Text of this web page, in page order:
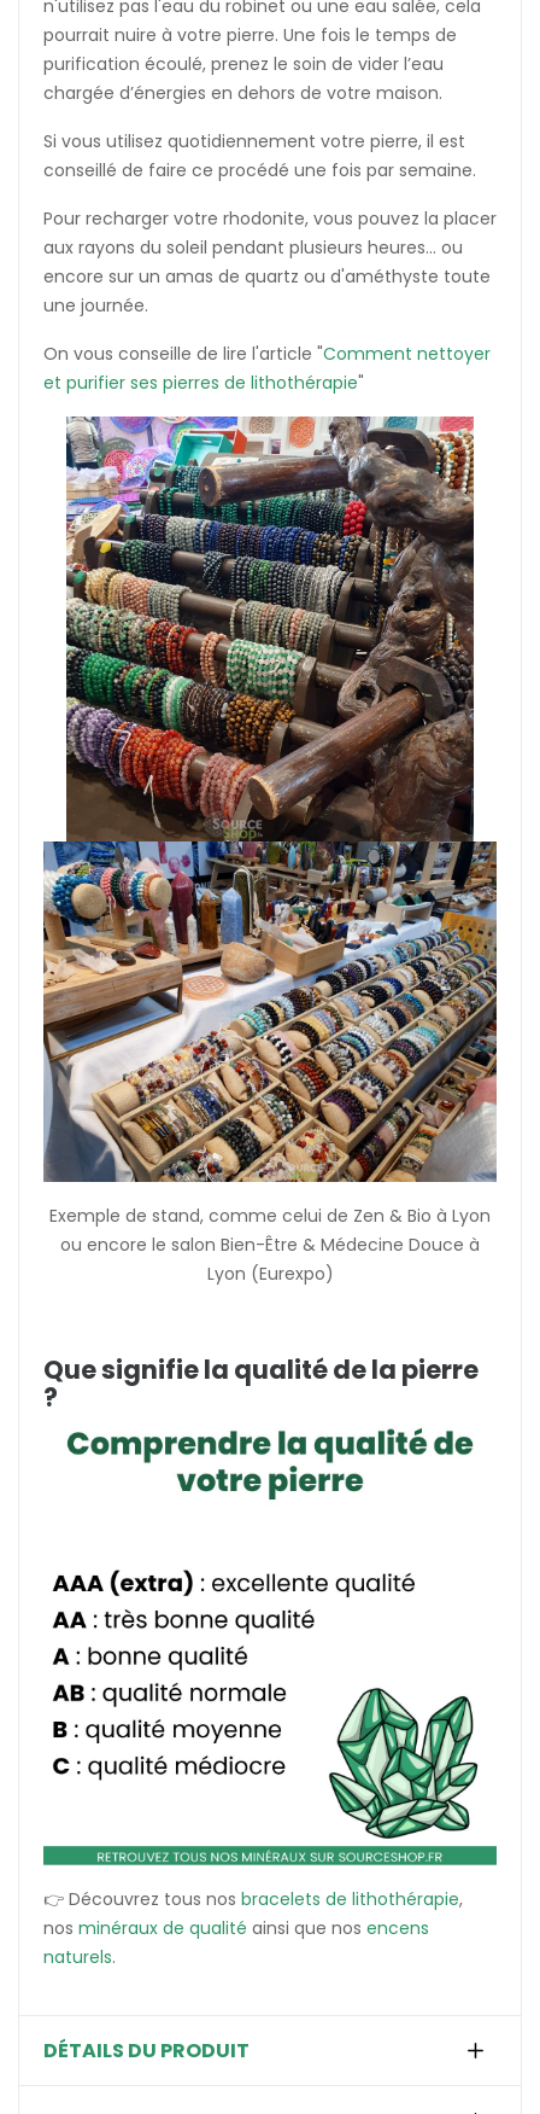
n'utilisez pas l'eau du robinet ou une eau salée, cela
pourrait nuire à votre pierre. Une fois le temps de
purification écoulé, prenez le soin de vider l’eau
chargée d’énergies en dehors de votre maison.
Si vous utilisez quotidiennement votre pierre, il est
conseillé de faire ce procédé une fois par semaine.
Pour recharger votre rhodonite, vous pouvez la placer
aux rayons du soleil pendant plusieurs heures... ou
encore sur un amas de quartz ou d'améthyste toute
une journée.
On vous conseille de lire l'article "Comment nettoyer
et purifier ses pierres de lithothérapie"
Exemple de stand, comme celui de Zen & Bio à Lyon
ou encore le salon Bien-Être & Médecine Douce à
Lyon (Eurexpo)
Que signifie la qualité de la pierre
?
👉 Découvrez tous nos bracelets de lithothérapie,
nos minéraux de qualité ainsi que nos encens
naturels.
DÉTAILS DU PRODUIT